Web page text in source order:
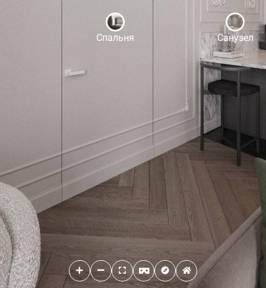
Спальня Санузел